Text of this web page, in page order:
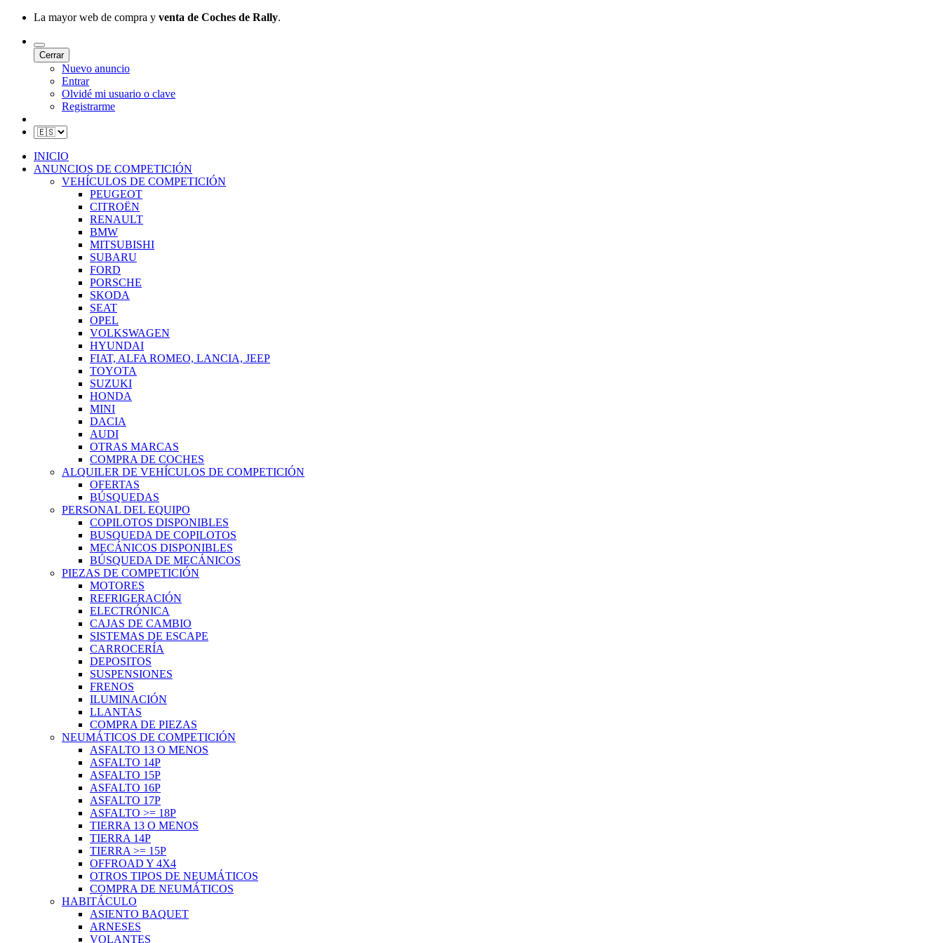
La mayor web de compra y venta de Coches de Rally.
Cerrar
Nuevo anuncio
Entrar
Olvidé mi usuario o clave
Registrarme
INICIO
ANUNCIOS DE COMPETICIÓN
VEHÍCULOS DE COMPETICIÓN
PEUGEOT
CITROËN
RENAULT
BMW
MITSUBISHI
SUBARU
FORD
PORSCHE
SKODA
SEAT
OPEL
VOLKSWAGEN
HYUNDAI
FIAT, ALFA ROMEO, LANCIA, JEEP
TOYOTA
SUZUKI
HONDA
MINI
DACIA
AUDI
OTRAS MARCAS
COMPRA DE COCHES
ALQUILER DE VEHÍCULOS DE COMPETICIÓN
OFERTAS
BÚSQUEDAS
PERSONAL DEL EQUIPO
COPILOTOS DISPONIBLES
BUSQUEDA DE COPILOTOS
MECÁNICOS DISPONIBLES
BÚSQUEDA DE MECÁNICOS
PIEZAS DE COMPETICIÓN
MOTORES
REFRIGERACIÓN
ELECTRÓNICA
CAJAS DE CAMBIO
SISTEMAS DE ESCAPE
CARROCERÍA
DEPOSITOS
SUSPENSIONES
FRENOS
ILUMINACIÓN
LLANTAS
COMPRA DE PIEZAS
NEUMÁTICOS DE COMPETICIÓN
ASFALTO 13 O MENOS
ASFALTO 14P
ASFALTO 15P
ASFALTO 16P
ASFALTO 17P
ASFALTO >= 18P
TIERRA 13 O MENOS
TIERRA 14P
TIERRA >= 15P
OFFROAD Y 4X4
OTROS TIPOS DE NEUMÁTICOS
COMPRA DE NEUMÁTICOS
HABITÁCULO
ASIENTO BAQUET
ARNESES
VOLANTES